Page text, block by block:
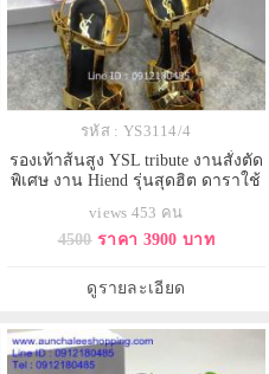
รหัส : YS3114/4
รองเท้าส้นสูง YSL tribute งานสั่งตัด
พิเศษ งาน Hiend รุ่นสุดฮิต ดาราใช้
views 453 คน
4500 ราคา 3900 บาท
ดูรายละเอียด